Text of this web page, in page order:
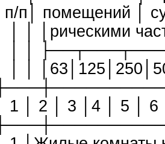
│п/п│ помещений │
│ │ │ │рическими
│ │ │
│ │ │
│ 1 │ 2 │ 3 │4 │ 5 │